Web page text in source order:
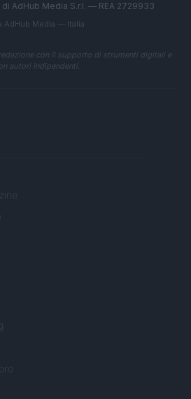
AdHub Media S.r.l. — REA 2729933
AdHub Media — Italia
con il supporto di strumenti digitali e
autori indipendenti.